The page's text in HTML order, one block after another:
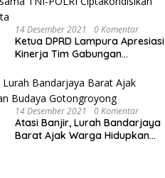
14 Desember 2021 0 Komentar
Ketua DPRD Lampura Apresiasi
Kinerja Tim Gabungan
Ciptakondisikan Pilkades
Serenta
14 Desember 2021 0 Komentar
Atasi Banjir, Lurah Bandarjaya
Barat Ajak Warga Hidupkan